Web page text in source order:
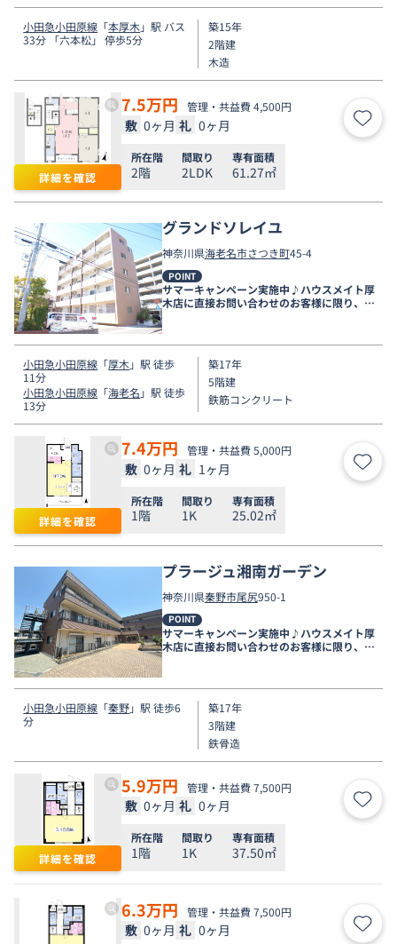
小田急小田原線 「本厚木」駅 バス
33分 「六本松」 停歩5分
築15年
2階建
木造
詳細を確認
7.5万円 管理・共益費 4,500円
敷 0ヶ月 礼 0ヶ月 お気
所在階
2階
間取り
2LDK
専有面積
61.27㎡
グランドソレイユ
神奈川県海老名市さつき町45-4
POINT
サマーキャンペーン実施中♪ハウスメイト厚
木店に直接お問い合わせのお客様に限り、９
月末まで家賃無料♪
小田急小田原線 「厚木」駅 徒歩
11分
小田急小田原線 「海老名 」駅 徒歩
13分
築17年
5階建
鉄筋コンクリート
詳細を確認
7.4万円 管理・共益費 5,000円
敷 0ヶ月 礼 1ヶ月 お気
所在階
1階
間取り
1K
専有面積
25.02㎡
プラージュ湘南ガーデン
神奈川県秦野市尾尻950-1
POINT
サマーキャンペーン実施中♪ハウスメイト厚
木店に直接お問い合わせのお客様に限り、９
月末まで家賃無料♪
小田急小田原線 「秦野」駅 徒歩6
分
築17年
3階建
鉄骨造
詳細を確認
5.9万円 管理・共益費 7,500円
敷 0ヶ月 礼 0ヶ月 お気
所在階
1階
間取り
1K
専有面積
37.50㎡
6.3万円 管理・共益費 7,500円
敷 0ヶ月 礼 0ヶ月 お気